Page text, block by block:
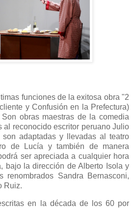
funciones de la exitosa obra "2
y Confusión en la Prefectura)
obras maestras de la comedia
al reconocido escritor peruano Julio
adaptadas y llevadas al teatro
de Lucía y también de manera
ser apreciada a cualquier hora
bajo la dirección de Alberto Isola y
renombrados Sandra Bernasconi,
Ruiz.
en la década de los 60 por